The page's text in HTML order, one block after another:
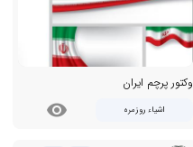
وکتور پرچم ایران
اشیاء روزمره visibility